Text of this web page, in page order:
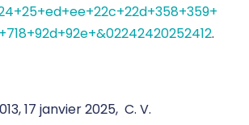
.
17 janvier 2025, C. V.